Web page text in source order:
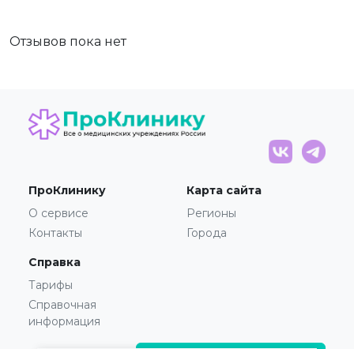
Отзывов пока нет
ПроКлинику
О сервисе
Контакты
Карта сайта
Регионы
Города
Справка
Тарифы
Справочная
информация